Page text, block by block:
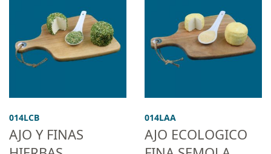
014LCB
AJO Y FINAS
014LAA
AJO ECOLOGICO